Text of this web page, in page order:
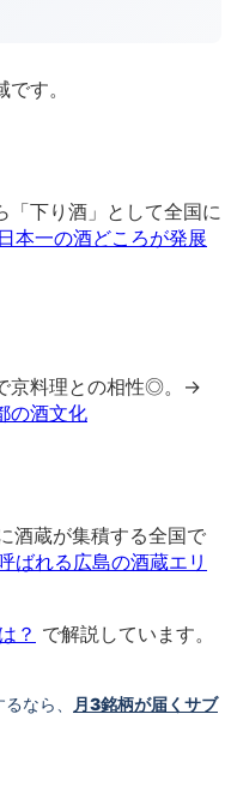
す。
「下り酒」として全国に
本一の酒どころが発展
京料理との相性◎。→
の酒文化
酒蔵が集積する全国で
ばれる広島の酒蔵エリ
？ で解説しています。
なら、
月3銘柄が届くサブ